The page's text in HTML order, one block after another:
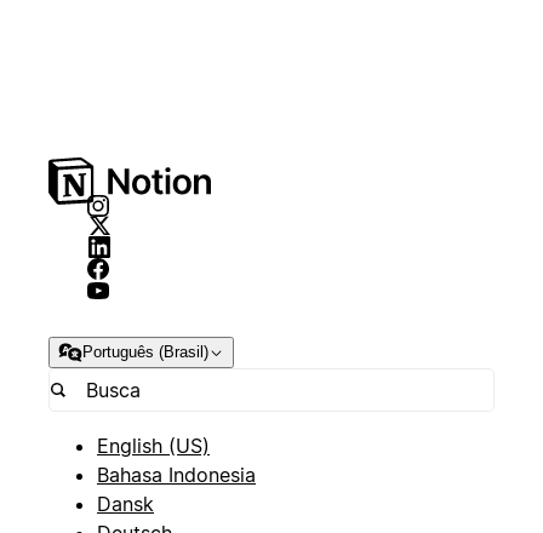
Português (Brasil)
English (US)
Bahasa Indonesia
Dansk